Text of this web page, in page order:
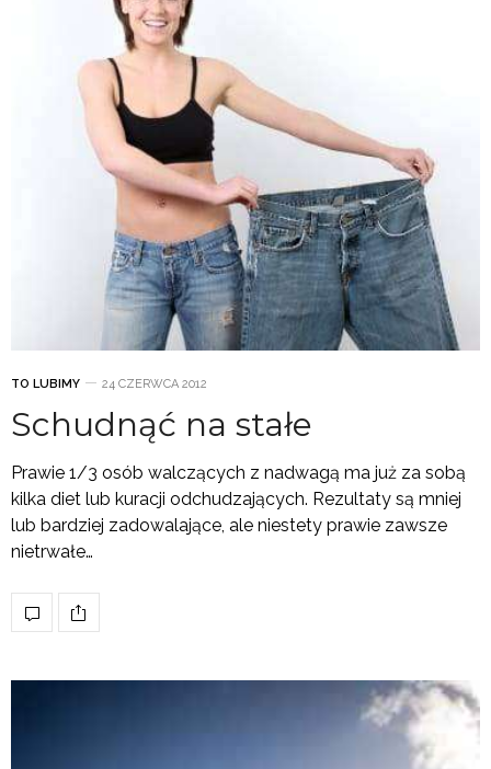
TO LUBIMY 24 CZERWCA 2012
Schudnąć na stałe
Prawie 1/3 osób walczących z nadwagą ma już za sobą
kilka diet lub kuracji odchudzających. Rezultaty są mniej
lub bardziej zadowalające, ale niestety prawie zawsze
nietrwałe…